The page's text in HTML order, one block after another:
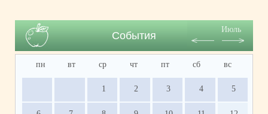
События
Июль
пн вт ср чт пт сб вс
1 2 3 4 5